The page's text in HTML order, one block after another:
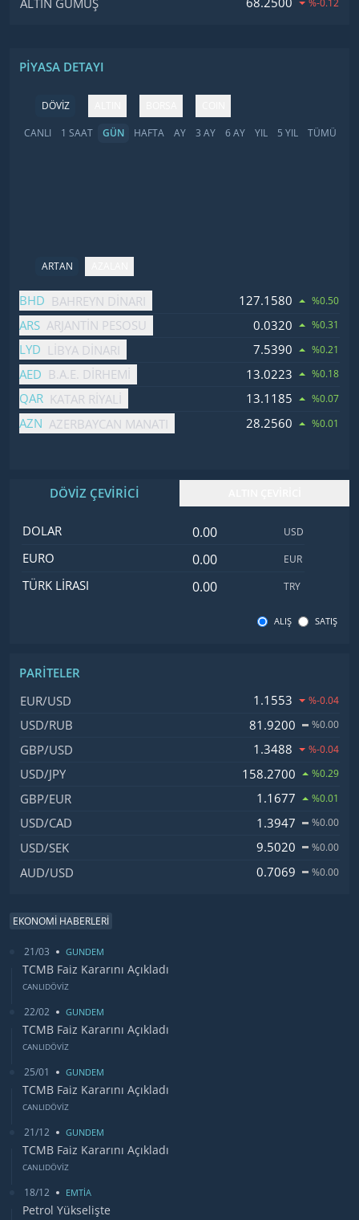
PIYASA DETAYI
DÖVİZ
CANLI
1 SAAT GÜN HAFTA AY 3 AY 6 AY YIL 5 YIL TÜMÜ
ARTAN
İsim Fiyat Değişim
BHD BAHREYN DINARI 127.1580 %0.50
ARS ARJANTIN PESOSU 0.0320 %0.31
LYD LIBYA DINARI 7.5390 %0.21
AED B.A.E. DIRHEMI 13.0223 %0.18
QAR KATAR RIYALI 13.1185 %0.07
AZN AZERBAYCAN MANATI 28.2560 %0.01
DÖVİZ ÇEVİRİCİ
İsimDeğer
DOLAR Dolar değeri USD
EURO Euro değeri EUR
TÜRK LIRASI Türk Lirası değeri
TRY
ALIŞ SATIŞ
PARITELER
İsim, Kod
EUR/USD 1.1553 %-0.04
USD/RUB 81.9200 %0.00
GBP/USD 1.3488 %-0.04
USD/JPY 158.2700 %0.29
GBP/EUR 1.1677 %0.01
USD/CAD 1.3947 %0.00
USD/SEK 9.5020 %0.00
AUD/USD 0.7069 %0.00
EKONOMİ HABERLERİ
21/03 GUNDEM
TCMB Faiz Kararını Açıkladı
CANLIDÖVİZ
22/02 GUNDEM
TCMB Faiz Kararını Açıkladı
CANLIDÖVİZ
25/01 GUNDEM
TCMB Faiz Kararını Açıkladı
CANLIDÖVİZ
21/12 GUNDEM
TCMB Faiz Kararını Açıkladı
CANLIDÖVİZ
18/12 EMTİA
Petrol Yükselişte